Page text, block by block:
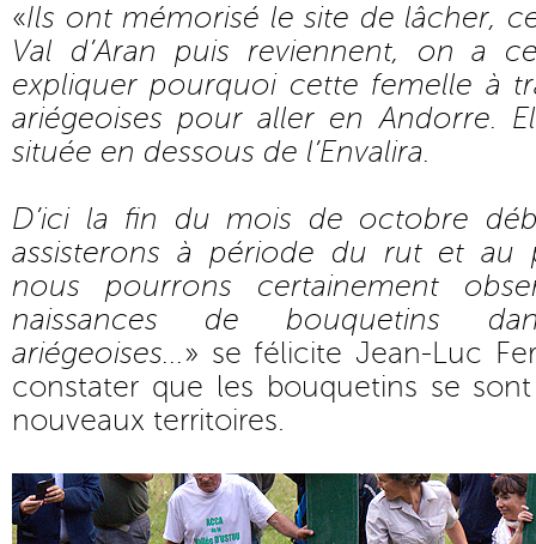
«Ils ont mémorisé le site de lâcher,
Val d’Aran puis reviennent, on a
expliquer pourquoi cette femelle à
ariégeoises pour aller en Andorre.
située en dessous de l’Envalira.
D’ici la fin du mois de octobre
assisterons à période du rut et au
nous pourrons certainement
naissances de bouquetins
ariégeoises...» se félicite Jean-Luc
constater que les bouquetins se
nouveaux territoires.